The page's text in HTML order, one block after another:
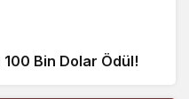
100 Bin Dolar Ödül!